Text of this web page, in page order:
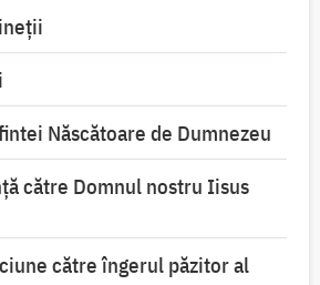
Născătoare de Dumnezeu
către Domnul nostru Iisus
către îngerul păzitor al